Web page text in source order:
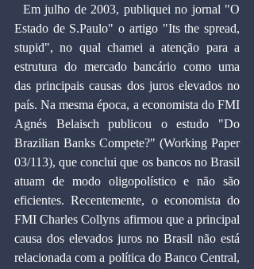
Estado de S.Paulo" o artigo "Its the spread,
stupid", no qual chamei a atenção para a
estrutura do mercado bancário como uma
das principais causas dos juros elevados no
país. Na mesma época, a economista do FMI
Agnés Belaisch publicou o estudo "Do
Brazilian Banks Compete?" (Working Paper
03/113), que conclui que os bancos no Brasil
atuam de modo oligopolístico e não são
eficientes. Recentemente, o economista do
FMI Charles Collyns afirmou que a principal
causa dos elevados juros no Brasil não está
relacionada com a política do Banco Central,